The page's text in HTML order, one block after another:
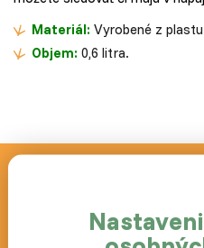
Materiál: Vyrobené z
Objem: 0,6 litra.